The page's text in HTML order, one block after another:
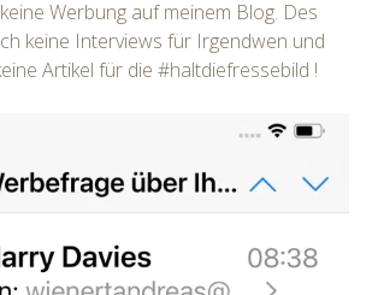
Werbung auf meinem Blog. Des
keine Interviews für Irgendwen und
Artikel für die #haltdiefressebild !